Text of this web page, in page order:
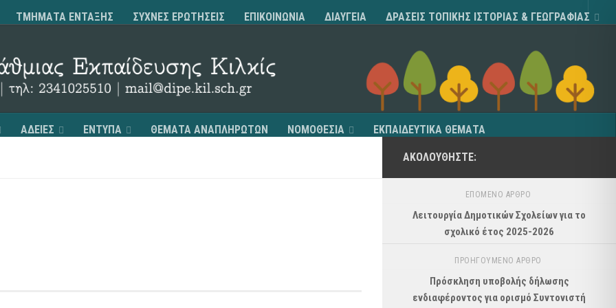
ΤΜΗΜΑΤΑ ΕΝΤΑΞΗΣ ΣΥΧΝΕΣ ΕΡΩΤΗΣΕΙΣ ΕΠΙΚΟΙΝΩΝΙΑ ΔΙΑΥΓΕΙΑ ΔΡΑΣΕΙΣ ΤΟΠΙΚΗΣ ΙΣΤΟΡΙΑΣ & ΓΕΩΓΡΑΦΙΑΣ
ΑΔΕΙΕΣ ΕΝΤΥΠΑ ΘΕΜΑΤΑ ΑΝΑΠΛΗΡΩΤΩΝ ΝΟΜΟΘΕΣΙΑ ΕΚΠΑΙΔΕΥΤΙΚΑ ΘΕΜΑΤΑ
ΑΚΟΛΟΥΘΉΣΤΕ:
ΕΠΌΜΕΝΟ ΆΡΘΡΟ
Λειτουργία Δημοτικών Σχολείων για το
σχολικό έτος 2025-2026
ΠΡΟΗΓΟΎΜΕΝΟ ΆΡΘΡΟ
Πρόσκληση υποβολής δήλωσης
ενδιαφέροντος για ορισμό Συντονιστή